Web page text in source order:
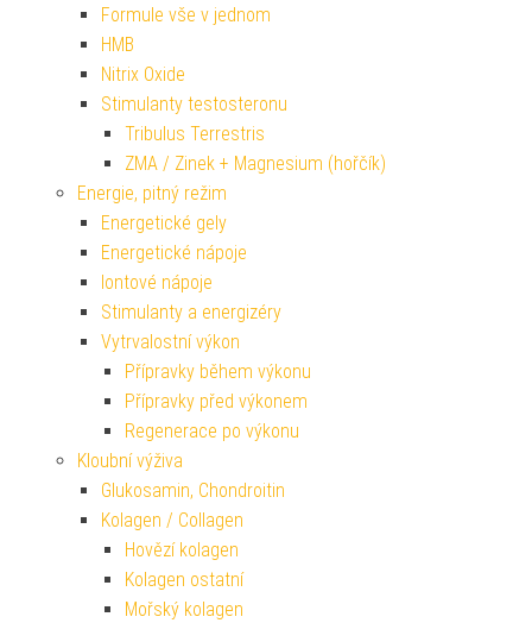
Formule vše v jednom
HMB
Nitrix Oxide
Stimulanty testosteronu
Tribulus Terrestris
ZMA / Zinek + Magnesium (hořčík)
Energie, pitný režim
Energetické gely
Energetické nápoje
Iontové nápoje
Stimulanty a energizéry
Vytrvalostní výkon
Přípravky během výkonu
Přípravky před výkonem
Regenerace po výkonu
Kloubní výživa
Glukosamin, Chondroitin
Kolagen / Collagen
Hovězí kolagen
Kolagen ostatní
Mořský kolagen